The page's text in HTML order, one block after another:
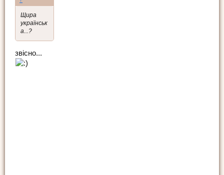
Щира
українськ
а...?
звісно...